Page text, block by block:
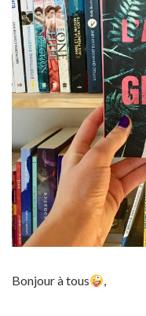
Bonjour à tous ,